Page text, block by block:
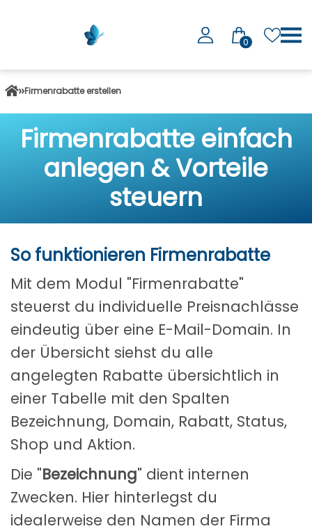
0
Firmenrabatte erstellen
Firmenrabatte einfach
anlegen & Vorteile
steuern
So funktionieren Firmenrabatte
Mit dem Modul "Firmenrabatte"
steuerst du individuelle Preisnachlässe
eindeutig über eine E-Mail-Domain. In
der Übersicht siehst du alle
angelegten Rabatte übersichtlich in
einer Tabelle mit den Spalten
Bezeichnung, Domain, Rabatt, Status,
Shop und Aktion.
Die "Bezeichnung" dient internen
Zwecken. Hier hinterlegst du
idealerweise den Namen der Firma